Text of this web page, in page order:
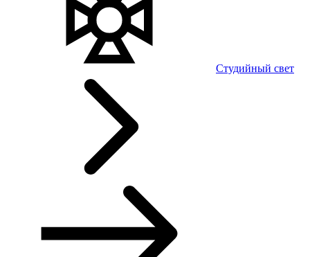
Студийный свет